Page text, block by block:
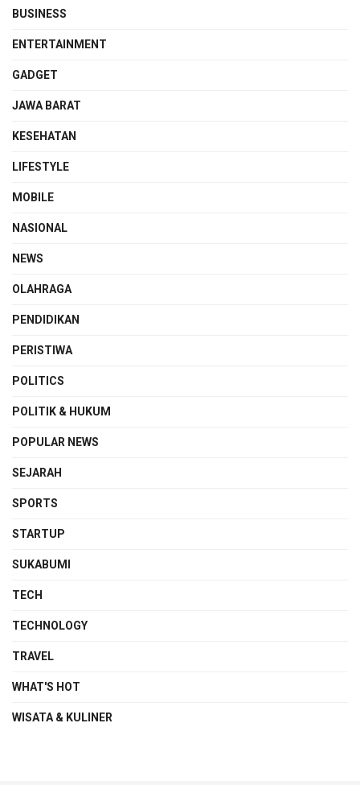
BUSINESS
ENTERTAINMENT
GADGET
JAWA BARAT
KESEHATAN
LIFESTYLE
MOBILE
NASIONAL
NEWS
OLAHRAGA
PENDIDIKAN
PERISTIWA
POLITICS
POLITIK & HUKUM
POPULAR NEWS
SEJARAH
SPORTS
STARTUP
SUKABUMI
TECH
TECHNOLOGY
TRAVEL
WHAT'S HOT
WISATA & KULINER